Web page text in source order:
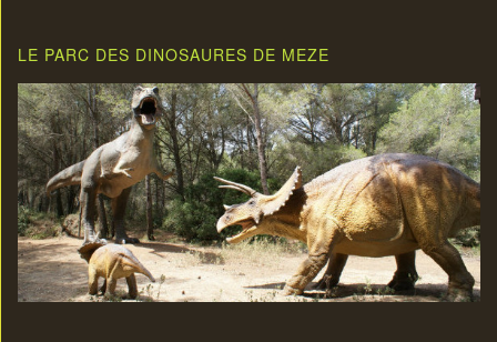
LE PARC DES DINOSAURES DE MEZE